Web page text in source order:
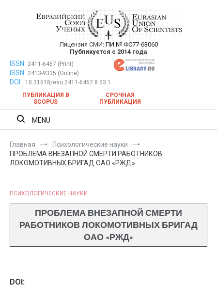
Евразийский Союз Ученых —
публикация научных статей в
ежемесячном научном журнале
Лицензия СМИ: ПИ № ФС77-63060
Публикуется с 2014 года
Евразийский Союз Ученых — публикация научных статей в
ежемесячном научном журнале
ISSN: 2411-6467 (Print)
ISSN: 2413-9335 (Online)
DOI:
10.31618/esu.2411-6467.8.53.1
ПУБЛИКАЦИЯ В
SCOPUS
СРОЧНАЯ
ПУБЛИКАЦИЯ
MENU
Главная
Психологические науки
ПРОБЛЕМА ВНЕЗАПНОЙ СМЕРТИ РАБОТНИКОВ
ЛОКОМОТИВНЫХ БРИГАД ОАО «РЖД»
ПСИХОЛОГИЧЕСКИЕ НАУКИ
ПРОБЛЕМА ВНЕЗАПНОЙ СМЕРТИ
РАБОТНИКОВ ЛОКОМОТИВНЫХ БРИГАД
ОАО «РЖД»
DOI: